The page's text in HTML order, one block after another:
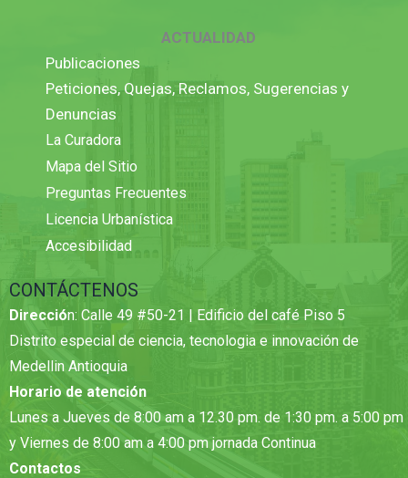
ACTUALIDAD
Publicaciones
Peticiones, Quejas, Reclamos, Sugerencias y
Denuncias
La Curadora
Mapa del Sitio
Preguntas Frecuentes
Licencia Urbanística
Accesibilidad
CONTÁCTENOS
Dirección: Calle 49 #50-21 | Edificio del café Piso 5
Distrito especial de ciencia, tecnologia e innovación de
Medellin Antioquia
Horario de atención
Lunes a Jueves de 8:00 am a 12.30 pm. de 1:30 pm. a 5:00 pm
y Viernes de 8:00 am a 4:00 pm jornada Continua
Contactos